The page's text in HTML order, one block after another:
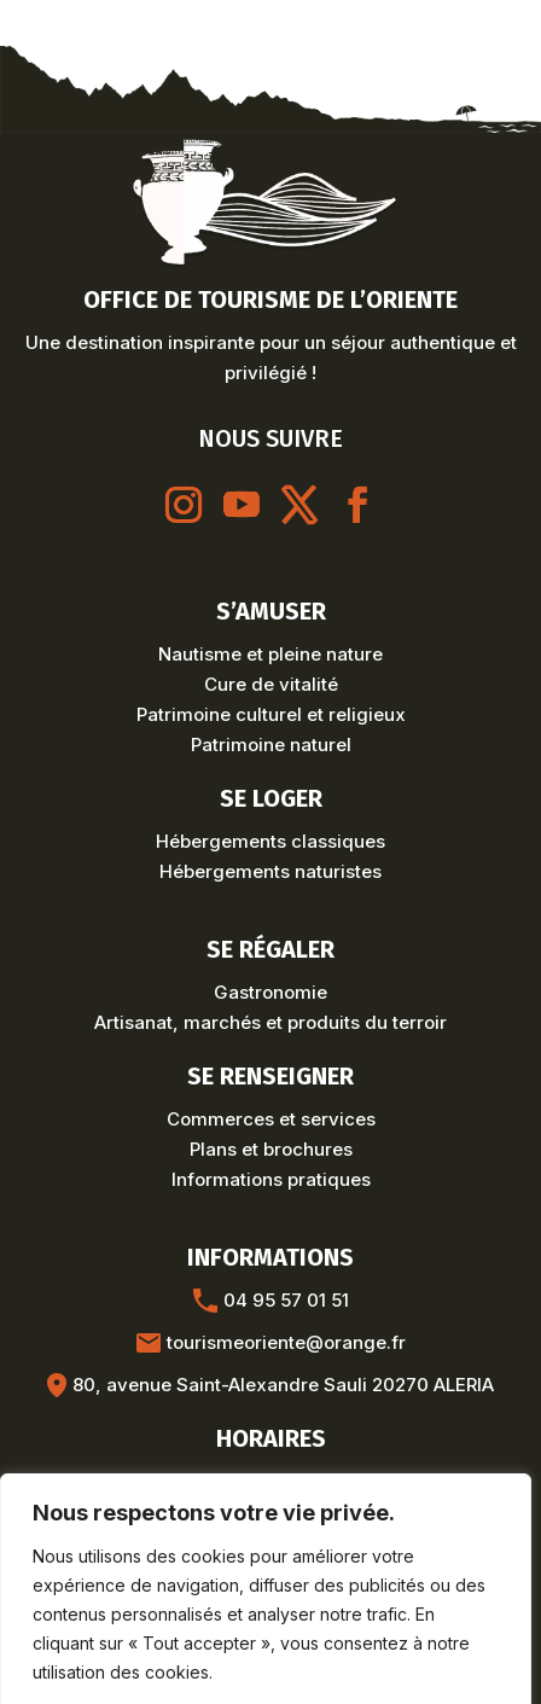
Nous respectons votre vie privée.
Nous utilisons des cookies pour améliorer votre
expérience de navigation, diffuser des publicités ou des
contenus personnalisés et analyser notre trafic. En
cliquant sur « Tout accepter », vous consentez à notre
utilisation des cookies.
OFFICE DE TOURISME DE L’ORIENTE
Une destination inspirante pour un séjour authentique et
privilégié !
NOUS SUIVRE
S’AMUSER
Nautisme et pleine nature
Cure de vitalité
Patrimoine culturel et religieux
Patrimoine naturel
SE LOGER
Hébergements classiques
Hébergements naturistes
SE RÉGALER
Gastronomie
Artisanat, marchés et produits du terroir
SE RENSEIGNER
Commerces et services
Plans et brochures
Informations pratiques
INFORMATIONS
04 95 57 01 51
tourismeoriente@orange.fr
80, avenue Saint-Alexandre Sauli 20270 ALERIA
HORAIRES
Lun-Ven : 8h30-12h / 13h30-17h
Lun-Sam : 9h-19h
Dim : 9h-12h30